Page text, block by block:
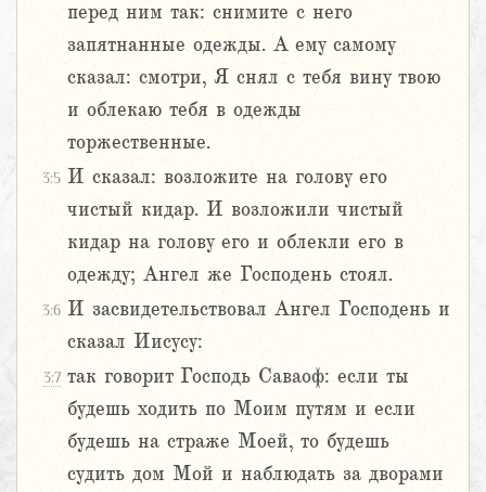
перед ним так: снимите с него
запятнанные одежды. А ему самому
сказал: смотри, Я снял с тебя вину твою
и облекаю тебя в одежды
торжественные.
3:5 И сказал: возложите на голову его
чистый кидар. И возложили чистый
кидар на голову его и облекли его в
одежду; Ангел же Господень стоял.
3:6 И засвидетельствовал Ангел Господень и
сказал Иисусу:
3:7 так говорит Господь Саваоф: если ты
будешь ходить по Моим путям и если
будешь на страже Моей, то будешь
судить дом Мой и наблюдать за дворами